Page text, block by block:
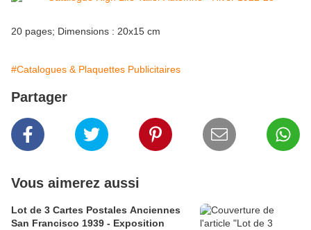
20 pages; Dimensions : 20x15 cm
#Catalogues & Plaquettes Publicitaires
Partager
Vous aimerez aussi
Lot de 3 Cartes Postales Anciennes
San Francisco 1939 - Exposition